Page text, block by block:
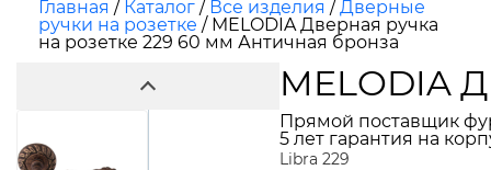
Главная / Каталог / Все изделия /Дверные
ручки на розетке / MELODIA Дверная ручка
на розетке 229 60 мм Античная бронза
MELODIA
Прямой поставщик
5 лет гарантия на
Libra 229